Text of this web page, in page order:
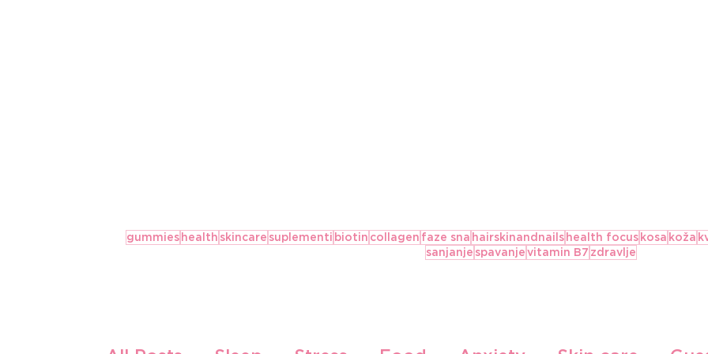
gummies health skincare suplementi biotin collagen faze sna hairskinandnails health focus kosa koža
sanjanje spavanjevitamin B7 zdravlje